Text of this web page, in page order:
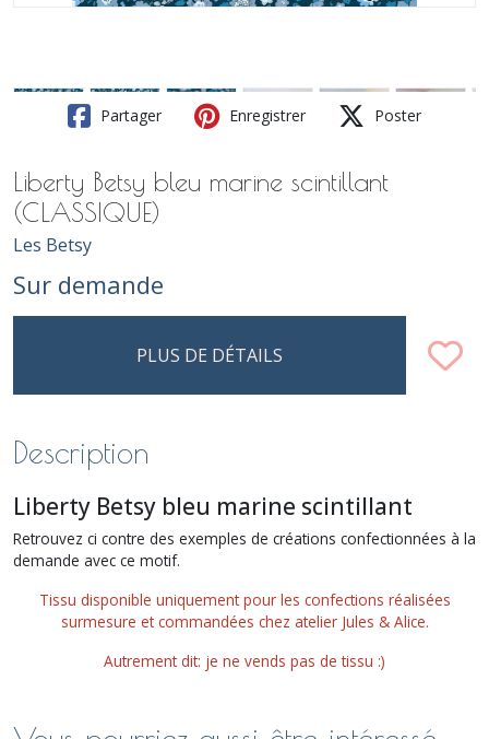
Partager Enregistrer Poster
Liberty Betsy bleu marine scintillant
(CLASSIQUE)
Les Betsy
Sur demande
PLUS DE DÉTAILS
Description
Liberty Betsy bleu marine scintillant
Retrouvez ci contre des exemples de créations confectionnées à la
demande avec ce motif.
Tissu disponible uniquement pour les confections réalisées
surmesure et commandées chez atelier Jules & Alice.
Autrement dit: je ne vends pas de tissu :)